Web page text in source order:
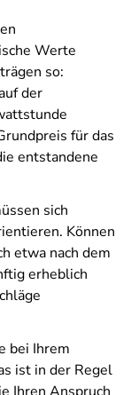
Werte
so:
der
für das
entstandene
sich
Können
etwa nach dem
erheblich
bei Ihrem
ist in der Regel